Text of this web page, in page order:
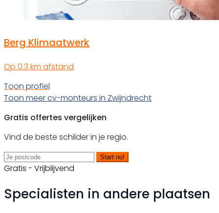
Berg Klimaatwerk
Op 0.3 km afstand
Toon profiel
Toon meer cv-monteurs in Zwijndrecht
Gratis offertes vergelijken
Vind de beste schilder in je regio.
Start nu!
Gratis - Vrijblijvend
Specialisten in andere plaatsen